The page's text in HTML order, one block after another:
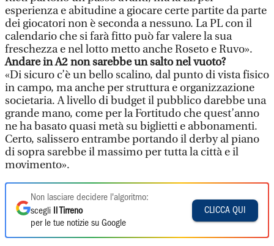
esperienza e abitudine a giocare certe partite da parte
dei giocatori non è seconda a nessuno. La PL con il
calendario che si farà fitto può far valere la sua
freschezza e nel lotto metto anche Roseto e Ruvo».
Andare in A2 non sarebbe un salto nel vuoto?
«Di sicuro c’è un bello scalino, dal punto di vista fisico
in campo, ma anche per struttura e organizzazione
societaria. A livello di budget il pubblico darebbe una
grande mano, come per la Fortitudo che quest’anno
ne ha basato quasi metà su biglietti e abbonamenti.
Certo, salissero entrambe portando il derby al piano
di sopra sarebbe il massimo per tutta la città e il
movimento».
Non lasciare decidere l'algoritmo:
scegli
Il Tirreno
per le tue notizie su Google
CLICCA QUI